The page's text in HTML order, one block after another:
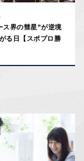
ス界の彗星”が逆境
る日【スポプロ勝